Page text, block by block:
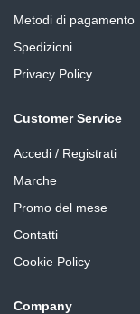
Metodi di pagamento
Spedizioni
Privacy Policy
Customer Service
Accedi / Registrati
Marche
Promo del mese
Contatti
Cookie Policy
Company